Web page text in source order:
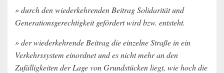
» durch den wiederkehrenden Beitrag Solidarität und
Generationsgerechtigkeit gefördert wird bzw. entsteht.
» der wiederkehrende Beitrag die einzelne Straße in ein
Verkehrssystem einordnet und es nicht mehr an den
Zufälligkeiten der Lage von Grundstücken liegt, wie hoch die